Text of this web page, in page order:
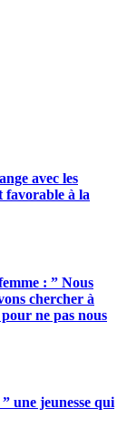
avec les
favorable à la
: ” Nous
chercher à
ne pas nous
une jeunesse qui